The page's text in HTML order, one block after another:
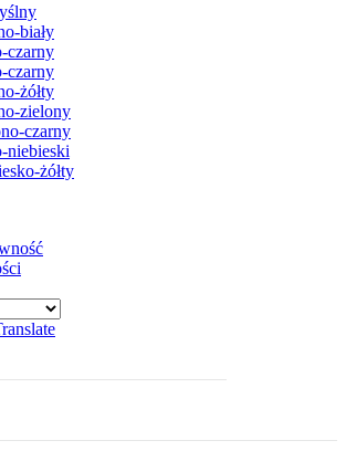
biały
czarny
czarny
żółty
zielony
czarny
niebieski
żółty